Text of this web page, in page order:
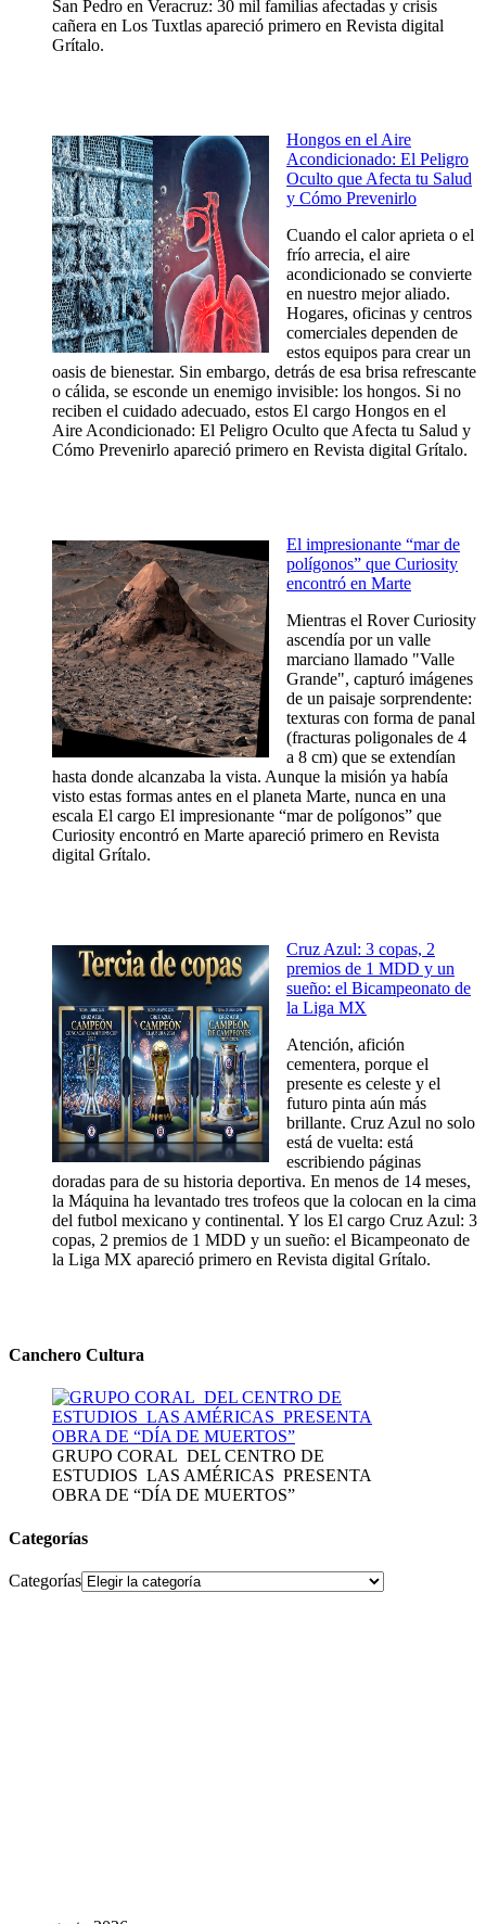
San Pedro en Veracruz: 30 mil familias afectadas y crisis
cañera en Los Tuxtlas apareció primero en Revista digital
Grítalo.
Hongos en el Aire
Acondicionado: El Peligro
Oculto que Afecta tu Salud
y Cómo Prevenirlo
Cuando el calor aprieta o el
frío arrecia, el aire
acondicionado se convierte
en nuestro mejor aliado.
Hogares, oficinas y centros
comerciales dependen de
estos equipos para crear un
oasis de bienestar. Sin embargo, detrás de esa brisa refrescante
o cálida, se esconde un enemigo invisible: los hongos. Si no
reciben el cuidado adecuado, estos El cargo Hongos en el
Aire Acondicionado: El Peligro Oculto que Afecta tu Salud y
Cómo Prevenirlo apareció primero en Revista digital Grítalo.
El impresionante “mar de
polígonos” que Curiosity
encontró en Marte
Mientras el Rover Curiosity
ascendía por un valle
marciano llamado "Valle
Grande", capturó imágenes
de un paisaje sorprendente:
texturas con forma de panal
(fracturas poligonales de 4
a 8 cm) que se extendían
hasta donde alcanzaba la vista. Aunque la misión ya había
visto estas formas antes en el planeta Marte, nunca en una
escala El cargo El impresionante “mar de polígonos” que
Curiosity encontró en Marte apareció primero en Revista
digital Grítalo.
Cruz Azul: 3 copas, 2
premios de 1 MDD y un
sueño: el Bicampeonato de
la Liga MX
Atención, afición
cementera, porque el
presente es celeste y el
futuro pinta aún más
brillante. Cruz Azul no solo
está de vuelta: está
escribiendo páginas
doradas para de su historia deportiva. En menos de 14 meses,
la Máquina ha levantado tres trofeos que la colocan en la cima
del futbol mexicano y continental. Y los El cargo Cruz Azul: 3
copas, 2 premios de 1 MDD y un sueño: el Bicampeonato de
la Liga MX apareció primero en Revista digital Grítalo.
Canchero Cultura
GRUPO CORAL DEL CENTRO DE
ESTUDIOS LAS AMÉRICAS PRESENTA
OBRA DE “DÍA DE MUERTOS”
Categorías
Categorías